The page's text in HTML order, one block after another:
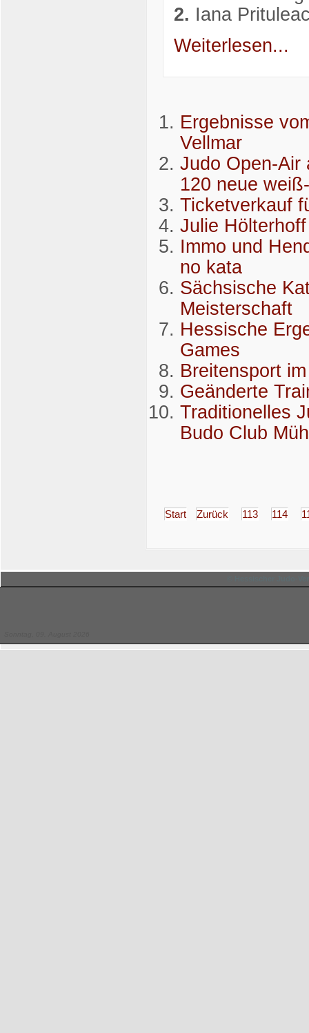
2. Iana
Weiterlesen...
Ergebnisse
Vellmar
Judo Open-Air
120 neue
Ticketverkauf
Julie
Immo und
no kata
Sächsische
Meisterschaft
Hessische
Games
Breitensport
Geänderte
Traditionelles
Budo Club
Start Zurück 113 114